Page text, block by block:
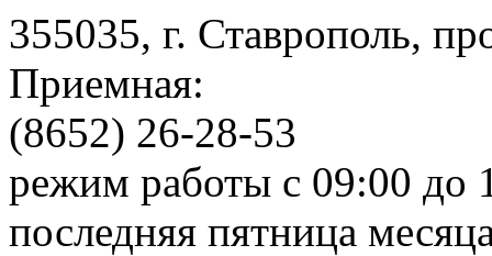
355035, г. Ставрополь,
Приемная:
(8652) 26-28-53
режим работы с 09:00 до
последняя пятница